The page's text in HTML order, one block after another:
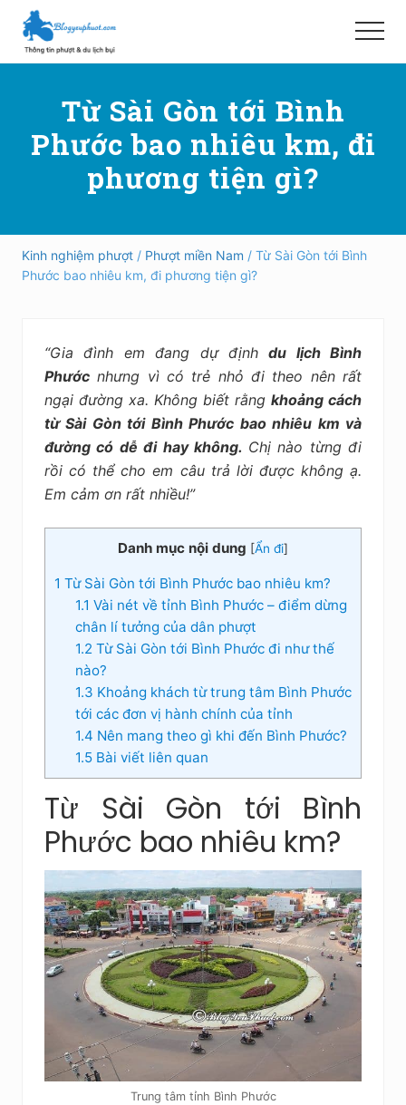
Menu
Skip
main
qua
primary
Hướng
lịch
và
ngoài
nước
an
nghiệm,
kiệm
Menu
Từ Sài Gòn tới Bình
Phước bao nhiêu km, đi
phương tiện gì?
Kinh nghiệm phượt / Phượt miền Nam / Từ Sài Gòn tới Bình
Phước bao nhiêu km, đi phương tiện gì?
“Gia đình em đang dự địnhdu lịch Bình
Phước nhưng vì có trẻ nhỏ đi theo nên rất
ngại đường xa. Không biết rằng khoảng cách
từ Sài Gòn tới Bình Phước bao nhiêu km và
đường có dễ đi hay không. Chị nào từng đi
rồi có thể cho em câu trả lời được không ạ.
Em cảm ơn rất nhiều!”
Danh mục nội dung [Ẩn đi]
1 Từ Sài Gòn tới Bình Phước bao nhiêu km?
1.1 Vài nét về tỉnh Bình Phước – điểm dừng
chân lí tưởng của dân phượt
1.2 Từ Sài Gòn tới Bình Phước đi như thế
nào?
1.3 Khoảng khách từ trung tâm Bình Phước
tới các đơn vị hành chính của tỉnh
1.4 Nên mang theo gì khi đến Bình Phước?
1.5Bài viết liên quan
Từ Sài Gòn tới Bình
Phước bao nhiêu km?
Trung tâm tỉnh Bình Phước